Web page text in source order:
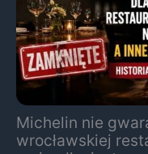
Michelin nie
wrocławskiej